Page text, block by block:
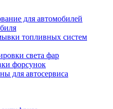
для автомобилей
топливных систем
света фар
форсунок
для автосервиса